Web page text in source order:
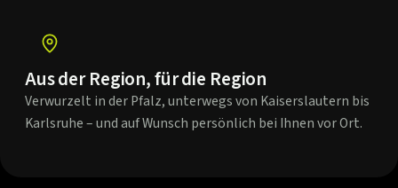
Aus der Region, für die Region
Verwurzelt in der Pfalz, unterwegs von Kaiserslautern bis
Karlsruhe – und auf Wunsch persönlich bei Ihnen vor Ort.